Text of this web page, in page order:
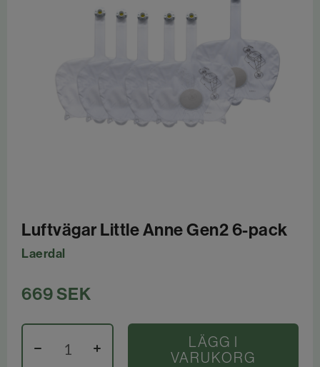
Luftvägar Little Anne Gen2 6-pack
Laerdal
669 SEK
LÄGG I
VARUKORG